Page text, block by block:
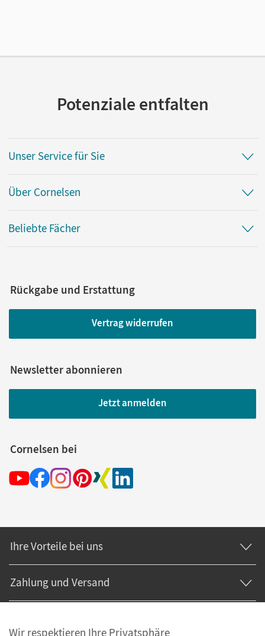
Potenziale entfalten
Unser Service für Sie
Über Cornelsen
Beliebte Fächer
Rückgabe und Erstattung
Vertrag widerrufen
Newsletter abonnieren
Jetzt anmelden
Cornelsen bei
Ihre Vorteile bei uns
Zahlung und Versand
Wir respektieren Ihre Privatsphäre